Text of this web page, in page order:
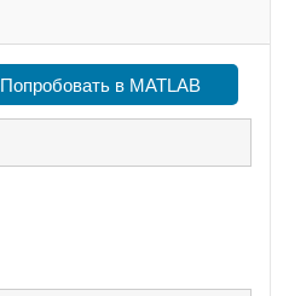
Попробовать в MATLAB